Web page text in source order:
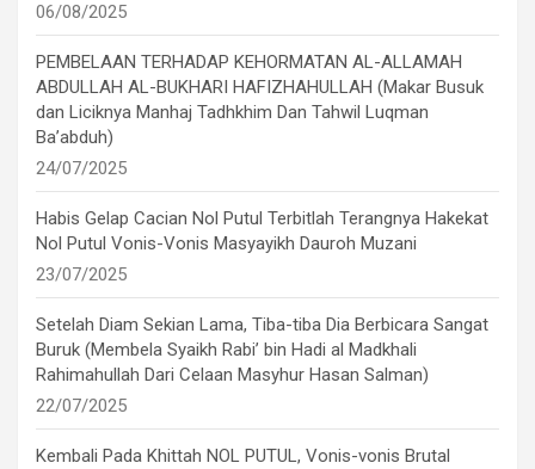
06/08/2025
PEMBELAAN TERHADAP KEHORMATAN AL-ALLAMAH
ABDULLAH AL-BUKHARI HAFIZHAHULLAH (Makar Busuk
dan Liciknya Manhaj Tadhkhim Dan Tahwil Luqman
Ba’abduh)
24/07/2025
Habis Gelap Cacian Nol Putul Terbitlah Terangnya Hakekat
Nol Putul Vonis-Vonis Masyayikh Dauroh Muzani
23/07/2025
Setelah Diam Sekian Lama, Tiba-tiba Dia Berbicara Sangat
Buruk (Membela Syaikh Rabi’ bin Hadi al Madkhali
Rahimahullah Dari Celaan Masyhur Hasan Salman)
22/07/2025
Kembali Pada Khittah NOL PUTUL, Vonis-vonis Brutal